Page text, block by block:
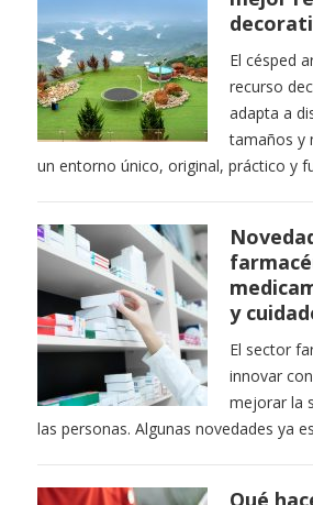
El césped
recurso
adapta a
tamaños y
un entorno único, original, práctico y
y
El sector
innovar
mejorar la
las personas. Algunas novedades ya